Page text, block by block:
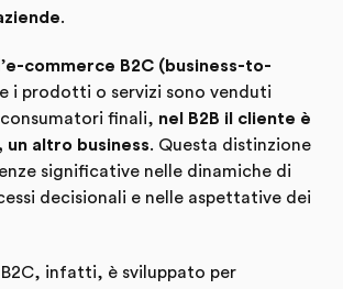
.
e-commerce B2C (business-to-
i prodotti o servizi sono venduti
finali, nel B2B il cliente è
un altro business. Questa distinzione
significative nelle dinamiche di
decisionali e nelle aspettative dei
infatti, è sviluppato per